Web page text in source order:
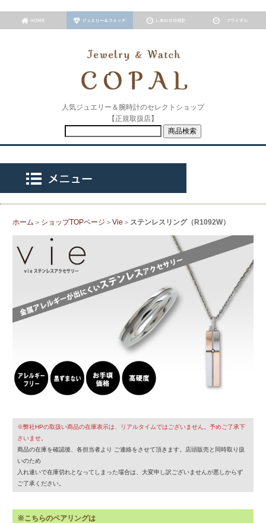
人気ジュエリー＆腕時計のセレクトショップ
【正規取扱店】
ホーム ＞ ショップTOPページ ＞ Vie ＞ ステンレスリング（R1092W）
※弊社HPの取扱い商品の在庫表示は、リアルタイムではございません。予めご了承下
さいませ。
商品の在庫を確認後、各担当者より ご連絡をさせて頂きます。店頭販売と同時取り扱
いのため
入れ違いで在庫切れとなってしまった場合は、大変申し訳ございませんが悪しからず
ご了承ください。
※こちらのペアリングは